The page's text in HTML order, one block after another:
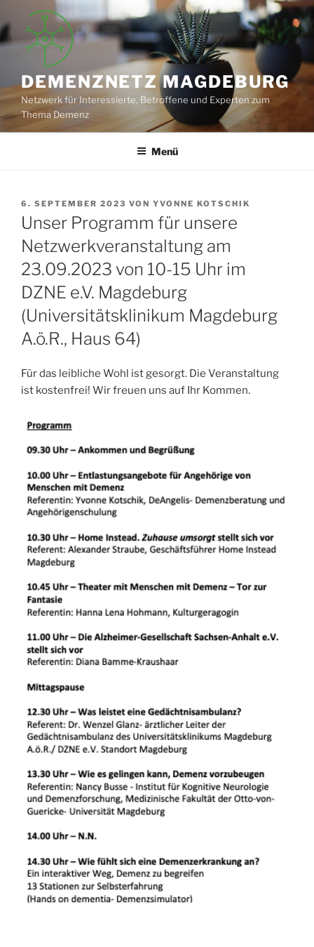
Inhalt
springen
DEMENZNETZ MAGDEBURG
Netzwerk für Interessierte, Betroffene und Experten zum
Thema Demenz
Menü
VERÖFFENTLICHT
AM
6. SEPTEMBER 2023 VON YVONNE KOTSCHIK
Unser Programm für unsere
Netzwerkveranstaltung am
23.09.2023 von 10-15 Uhr im
DZNE e.V. Magdeburg
(Universitätsklinikum Magdeburg
A.ö.R., Haus 64)
Für das leibliche Wohl ist gesorgt. Die Veranstaltung
ist kostenfrei! Wir freuen uns auf Ihr Kommen.